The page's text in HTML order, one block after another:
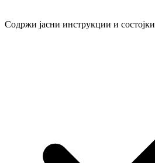
Содржи јасни инструкции и состојки